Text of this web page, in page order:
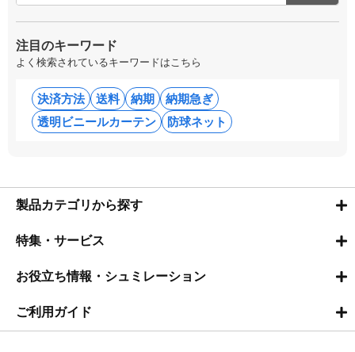
注目のキーワード
よく検索されているキーワードはこちら
決済方法 送料 納期
納期急ぎ
透明ビニールカーテン
防球ネット
製品カテゴリから探す
特集・サービス
お役立ち情報・シュミレーション
ご利用ガイド